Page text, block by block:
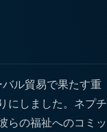
ル貿易で果たす重
にしました。ネプチ
らの福祉へのコミッ